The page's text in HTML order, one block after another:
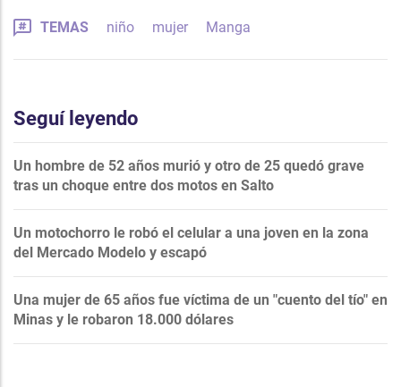
TEMAS niño mujer Manga
Seguí leyendo
Un hombre de 52 años murió y otro de 25 quedó grave
tras un choque entre dos motos en Salto
Un motochorro le robó el celular a una joven en la zona
del Mercado Modelo y escapó
Una mujer de 65 años fue víctima de un "cuento del tío" en
Minas y le robaron 18.000 dólares